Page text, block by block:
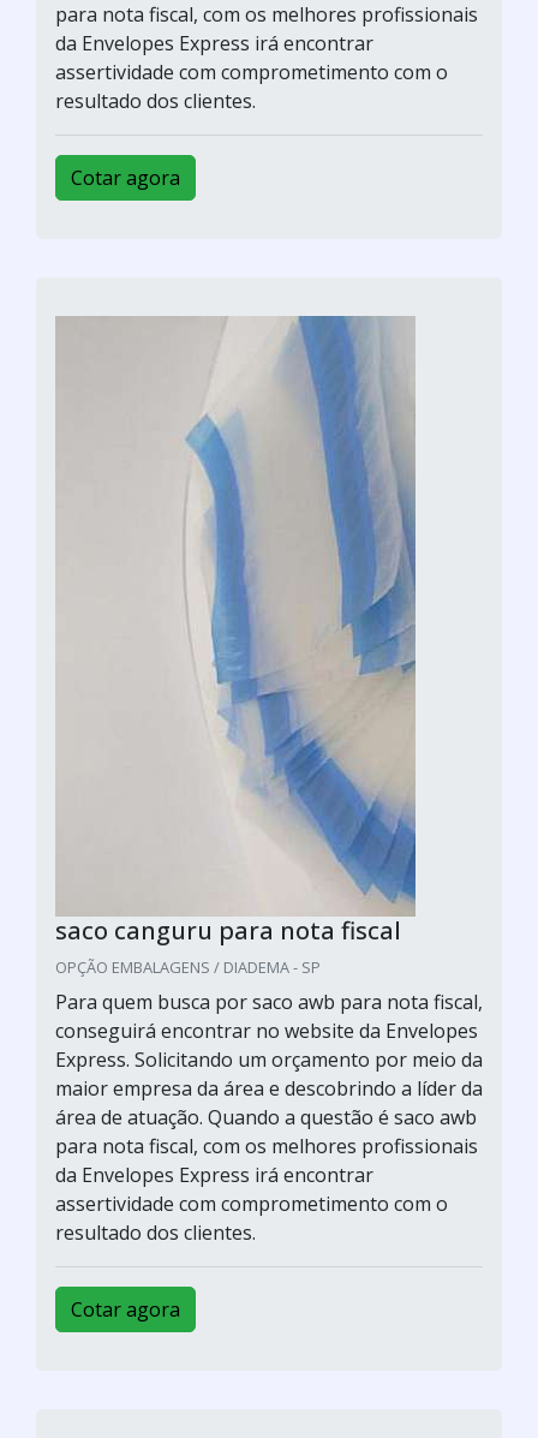
para nota fiscal, com os melhores profissionais
da Envelopes Express irá encontrar
assertividade com comprometimento com o
resultado dos clientes.
Cotar agora
saco canguru para nota fiscal
OPÇÃO EMBALAGENS / DIADEMA - SP
Para quem busca por saco awb para nota fiscal,
conseguirá encontrar no website da Envelopes
Express. Solicitando um orçamento por meio da
maior empresa da área e descobrindo a líder da
área de atuação. Quando a questão é saco awb
para nota fiscal, com os melhores profissionais
da Envelopes Express irá encontrar
assertividade com comprometimento com o
resultado dos clientes.
Cotar agora